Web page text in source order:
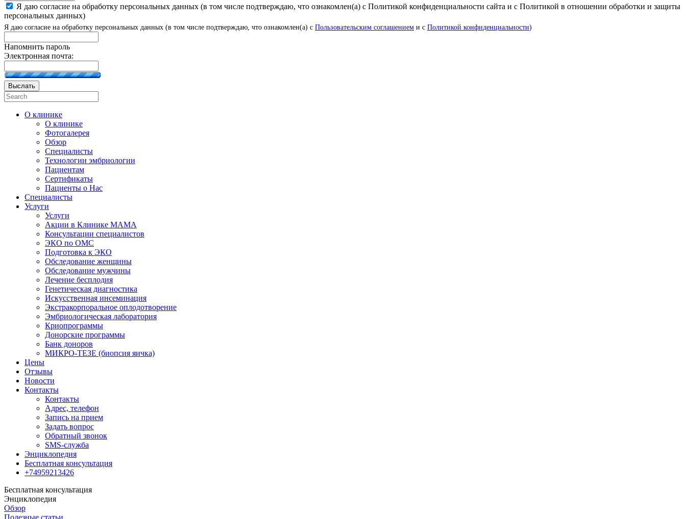
Я даю согласие на обработку персональных данных (в том числе подтверждаю, что ознакомлен(а) с Политикой конфиденциальности сайта и с Политикой в отношении обработки и защиты
персональных данных)
Я даю согласие на обработку персональных данных (в том числе подтверждаю, что ознакомлен(а) с Пользовательским соглашением и с Политикой конфиденциальности)
Напомнить пароль
Электронная почта:
Выслать
О клинике
О клинике
Фотогалерея
Обзор
Специалисты
Технологии эмбриологии
Пациентам
Сертификаты
Пациенты о Нас
Специалисты
Услуги
Услуги
Акции в Клинике МАМА
Консультации специалистов
ЭКО по ОМС
Подготовка к ЭКО
Обследование женщины
Обследование мужчины
Лечение бесплодия
Генетическая диагностика
Искусственная инсеминация
Экстракорпоральное оплодотворение
Эмбриологическая лаборатория
Криопрограммы
Донорские программы
Банк доноров
МИКРО-ТЕЗЕ (биопсия яичка)
Цены
Отзывы
Новости
Контакты
Контакты
Адрес, телефон
Запись на прием
Задать вопрос
Обратный звонок
SMS-служба
Энциклопедия
Бесплатная консультация
+74959213426
Бесплатная консультация
Энциклопедия
Обзор
Полезные статьи